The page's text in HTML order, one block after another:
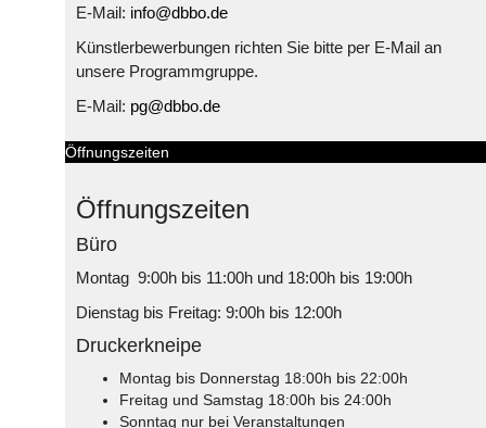
E-Mail: info@dbbo.de
Künstlerbewerbungen richten Sie bitte per E-Mail an
unsere Programmgruppe.
E-Mail: pg@dbbo.de
Öffnungszeiten
Öffnungszeiten
Büro
Montag 9:00h bis 11:00h und 18:00h bis 19:00h
Dienstag bis Freitag: 9:00h bis 12:00h
Druckerkneipe
Montag bis Donnerstag 18:00h bis 22:00h
Freitag und Samstag 18:00h bis 24:00h
Sonntag nur bei Veranstaltungen